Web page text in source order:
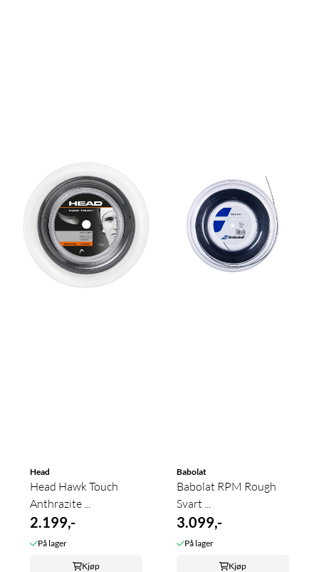
Head
Head Hawk Touch
Anthrazite ...
2.199,-
På lager
Kjøp
Babolat
Babolat RPM Rough
Svart ...
3.099,-
På lager
Kjøp